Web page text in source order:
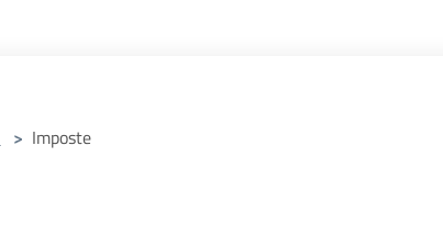
> Imposte